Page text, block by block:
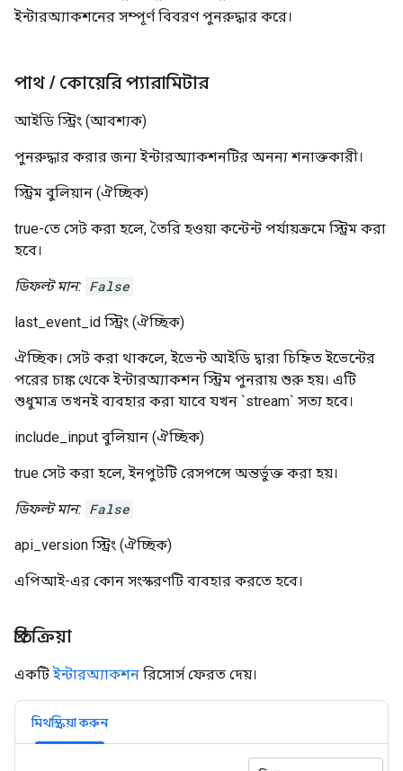
ইন্টারঅ্যাকশনের সম্পূর্ণ বিবরণ পুনরুদ্ধার করে।
পাথ /কোয়েরি প্যারামিটার
আইডি স্ট্রিং (আবশ্যক)
পুনরুদ্ধার করার জন্য ইন্টারঅ্যাকশনটির অনন্য শনাক্তকারী।
স্ট্রিম বুলিয়ান (ঐচ্ছিক)
true-তে সেট করা হলে, তৈরি হওয়া কন্টেন্ট পর্যায়ক্রমে স্ট্রিম করা
হবে।
ডিফল্ট মান: False
last_event_id স্ট্রিং (ঐচ্ছিক)
ঐচ্ছিক। সেট করা থাকলে, ইভেন্ট আইডি দ্বারা চিহ্নিত ইভেন্টের
পরের চাঙ্ক থেকে ইন্টারঅ্যাকশন স্ট্রিম পুনরায় শুরু হয়। এটি
শুধুমাত্র তখনই ব্যবহার করা যাবে যখন `stream` সত্য হবে।
include_input বুলিয়ান (ঐচ্ছিক)
true সেট করা হলে, ইনপুটটি রেসপন্সে অন্তর্ভুক্ত করা হয়।
ডিফল্ট মান: False
api_version স্ট্রিং (ঐচ্ছিক)
এপিআই-এর কোন সংস্করণটি ব্যবহার করতে হবে।
প্রতিক্রিয়া
একটিইন্টারঅ্যাকশন রিসোর্স ফেরত দেয়।
মিথস্ক্রিয়া করুন